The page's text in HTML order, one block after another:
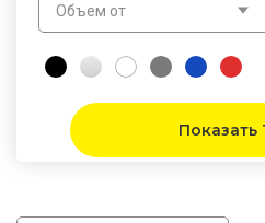
Объем от
Показать